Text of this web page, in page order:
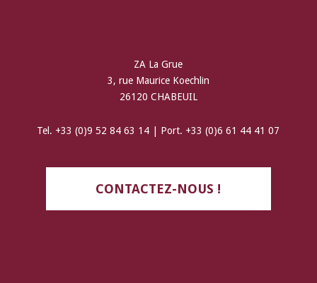
ZA La Grue
3, rue Maurice Koechlin
26120 CHABEUIL
Tel. +33 (0)9 52 84 63 14 | Port. +33 (0)6 61 44 41 07
CONTACTEZ-NOUS !